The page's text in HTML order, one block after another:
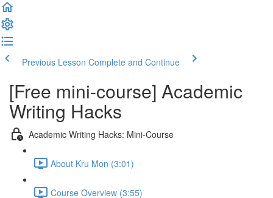
Previous Lesson Complete and Continue
[Free mini-course] Academic
Writing Hacks
Academic Writing Hacks: Mini-Course
About Kru Mon (3:01)
Course Overview (3:55)